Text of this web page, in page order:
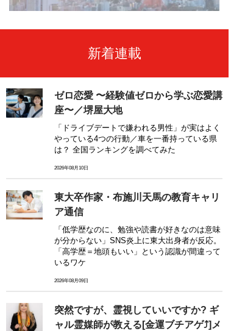
新着連載
ゼロ恋愛 〜経験値ゼロから学ぶ恋愛講
座〜／堺屋大地
「ドライブデートで嫌われる男性」が実はよく
やっている4つの行動／車を一番持っている県
は？ 全国ランキングを調べてみた
2026年08月10日
東大卒作家・布施川天馬の教育キャリ
ア通信
「低学歴なのに、勉強や読書が好きなのは意味
が分からない」SNS炎上に東大出身者が反応。
「高学歴＝地頭もいい」という認識が間違って
いるワケ
2026年08月09日
突然ですが、霊視していいですか? ギ
ャル霊媒師が教える[金運ブチアゲ⤴]メ